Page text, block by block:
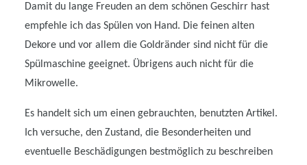
Damit du lange Freuden an dem schönen Geschirr hast
empfehle ich das Spülen von Hand. Die feinen alten
Dekore und vor allem die Goldränder sind nicht für die
Spülmaschine geeignet. Übrigens auch nicht für die
Mikrowelle.
Es handelt sich um einen gebrauchten, benutzten Artikel.
Ich versuche, den Zustand, die Besonderheiten und
eventuelle Beschädigungen bestmöglich zu beschreiben